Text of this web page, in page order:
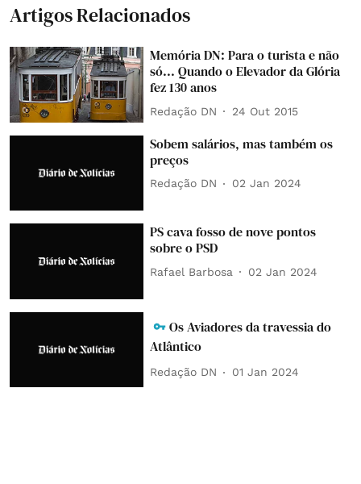
Artigos Relacionados
Memória DN: Para o turista e não
só... Quando o Elevador da Glória
fez 130 anos
Redação DN 24 Out 2015
Sobem salários, mas também os
preços
Redação DN 02 Jan 2024
PS cava fosso de nove pontos
sobre o PSD
Rafael Barbosa 02 Jan 2024
Os Aviadores da travessia do
Atlântico
Redação DN 01 Jan 2024